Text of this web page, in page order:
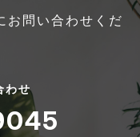
お問い合わせくだ
わせ